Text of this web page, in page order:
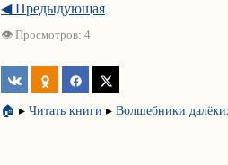
◀ Предыдующая
👁 Просмотров: 4
🏠 ▸ Читать книги ▸ Волшебники